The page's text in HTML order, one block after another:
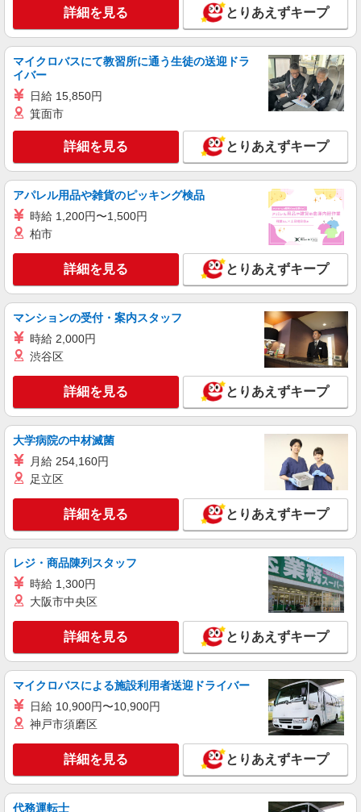
詳細を見る とりあえずキープ
マイクロバスにて教習所に通う生徒の送迎ドラ
イバー
日給 15,850円
箕面市
詳細を見る とりあえずキープ
アパレル用品や雑貨のピッキング検品
時給 1,200円〜1,500円
柏市
詳細を見る とりあえずキープ
マンションの受付・案内スタッフ
時給 2,000円
渋谷区
詳細を見る とりあえずキープ
大学病院の中材滅菌
月給 254,160円
足立区
詳細を見る とりあえずキープ
レジ・商品陳列スタッフ
時給 1,300円
大阪市中央区
詳細を見る とりあえずキープ
マイクロバスによる施設利用者送迎ドライバー
日給 10,900円〜10,900円
神戸市須磨区
詳細を見る とりあえずキープ
代務運転士